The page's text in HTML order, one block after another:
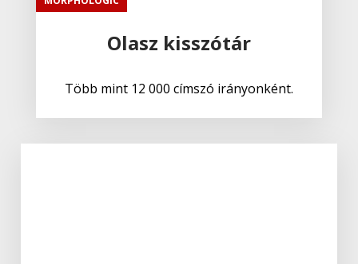
Olasz kisszótár
Több mint 12 000 címszó irányonként.